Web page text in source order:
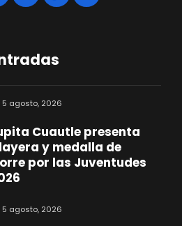
5 agosto, 2026
Cuautle presenta
y medalla de
por las Juventudes
5 agosto, 2026